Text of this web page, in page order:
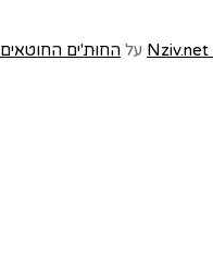
על החוּת'ים החוטאים